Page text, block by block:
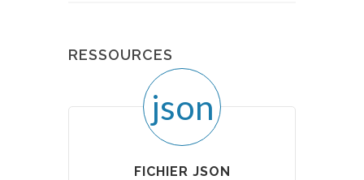
RESSOURCES
json
FICHIER JSON